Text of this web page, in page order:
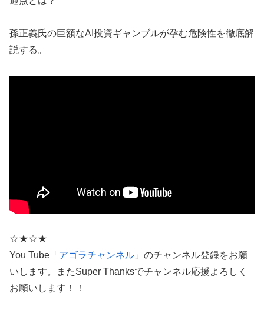
孫正義氏の巨額なAI投資ギャンブルが孕む危険性を徹底解
説する。
☆★☆★
You Tube「 アゴラチャンネル 」のチャンネル登録をお願
いします。またSuper Thanksでチャンネル応援よろしく
お願いします！！